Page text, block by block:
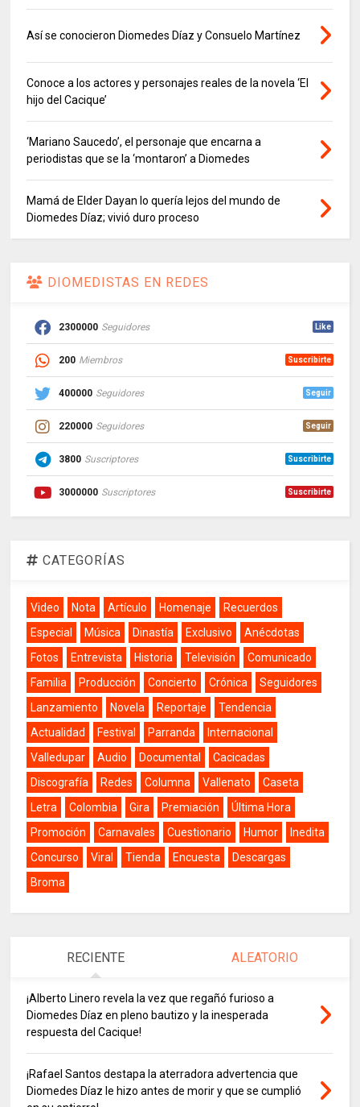
Así se conocieron Diomedes Díaz y Consuelo Martínez
Conoce a los actores y personajes reales de la novela ‘El
hijo del Cacique’
‘Mariano Saucedo’, el personaje que encarna a
periodistas que se la ‘montaron’ a Diomedes
Mamá de Elder Dayan lo quería lejos del mundo de
Diomedes Díaz; vivió duro proceso
DIOMEDISTAS EN REDES
2300000 Seguidores Like
200 Miembros Suscribirte
400000 Seguidores Seguir
220000 Seguidores Seguir
3800 Suscriptores Suscribirte
3000000 Suscriptores Suscribirte
CATEGORÍAS
Video Nota Artículo Homenaje
Recuerdos
Especial
Música Dinastía Exclusivo
Anécdotas
Fotos
Entrevista Historia Televisión
Comunicado
Familia
Producción Concierto Crónica
Seguidores
Lanzamiento
Novela Reportaje
Tendencia
Actualidad
Festival Parranda
Internacional
Valledupar
Audio Documental
Cacicadas
Discografía
Redes Columna Vallenato
Caseta
Letra
Colombia Gira Premiación
Última Hora
Promoción
Carnavales Cuestionario Humor
Inedita
Concurso
Viral Tienda Encuesta
Descargas
Broma
RECIENTE ALEATORIO
¡Alberto Linero revela la vez que regañó furioso a
Diomedes Díaz en pleno bautizo y la inesperada
respuesta del Cacique!
¡Rafael Santos destapa la aterradora advertencia que
Diomedes Díaz le hizo antes de morir y que se cumplió